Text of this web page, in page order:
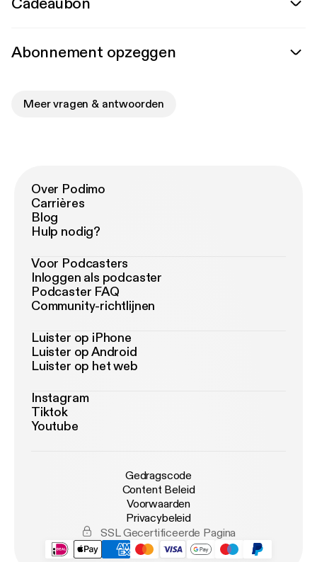
Abonnement opzeggen
Meer vragen & antwoorden
Over Podimo
Carrières
Blog
Hulp nodig?
Voor Podcasters
Inloggen als podcaster
Podcaster FAQ
Community-richtlijnen
Luister op iPhone
Luister op Android
Luister op het web
Instagram
Tiktok
Youtube
Gedragscode
Content Beleid
Voorwaarden
Privacybeleid
SSL Gecertificeerde Pagina